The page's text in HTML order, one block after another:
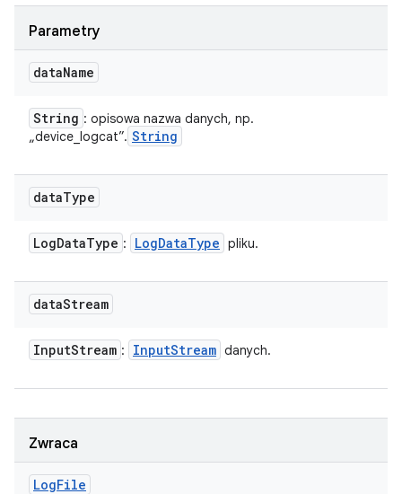
Parametry
dataName
String : opisowa nazwa danych, np.
„device_logcat”. String
dataType
LogDataType : LogDataType pliku.
dataStream
InputStream : InputStream danych.
Zwraca
LogFile